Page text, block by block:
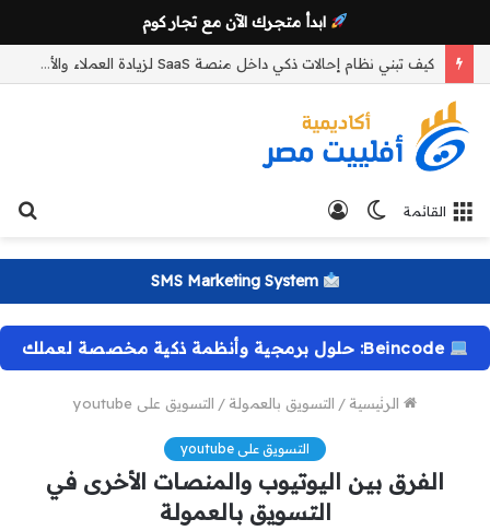
ابدأ متجرك الآن مع تجار كوم
كيف تبني نظام إحالات ذكي داخل منصة SaaS لزيادة العملاء والأرباح؟
القائمة
الوضع
SMS Marketing System
Beincode: حلول برمجية وأنظمة ذكية مخصصة لعملك
الرئيسية / التسويق بالعمولة / التسويق على youtube
التسويق على youtube
الفرق بين اليوتيوب والمنصات الأخرى في
التسويق بالعمولة